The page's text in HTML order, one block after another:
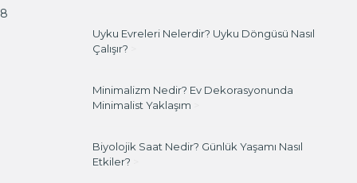
Uyku Evreleri Nelerdir? Uyku Döngüsü Nasıl
Çalışır?
Minimalizm Nedir? Ev Dekorasyonunda
Minimalist Yaklaşım
Biyolojik Saat Nedir? Günlük Yaşamı Nasıl
Etkiler?